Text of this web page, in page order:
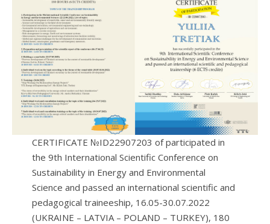
CERTIFICATE №ID22907203 of participated in
the 9th International Scientific Conference on
Sustainability in Energy and Environmental
Science and passed an international scientific and
pedagogical traineeship, 16.05-30.07.2022
(UKRAINE – LATVIA – POLAND – TURKEY), 180